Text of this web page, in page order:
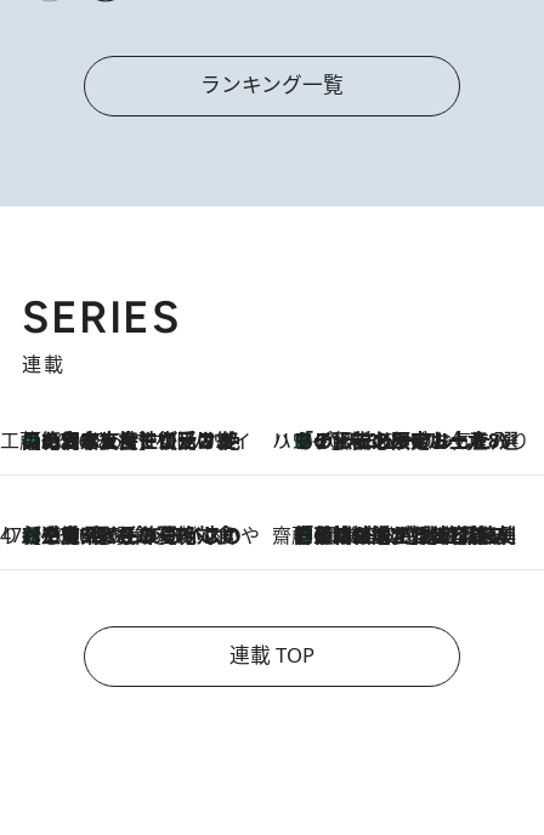
ランキング一覧
SERIES
連載
工藤まやのおもてなしハワイ
2026.8.6
【ハワイ土産】ローカルの絶大な支持で復活！ 絶品の幻クッキー《元ファンの日本人女性が受け継いだ名店》 ハワイ賢者 リサのお気に入りリスト2026.8.6
あの伝説の限定トートも！ リニューアルした「ディーン＆デルーカ ハワイ」で必須のお土産8選
47都道府県の手みやげ ひんやりスイーツで夏を満喫
2026.8.6
【三重県】この夏絶対食べたい 冷やしておいしいおやつ3選 お餅×アイスの新感覚スイーツ 齋藤 薫 美容脳ルネサンス
2026.8.6
「荷物が増えるほど旅ストレスは増す」美容ジャーナリストがたどり着いた最終結論。“化粧品を劇的に減らす”感動の凝縮美容とは
連載 TOP